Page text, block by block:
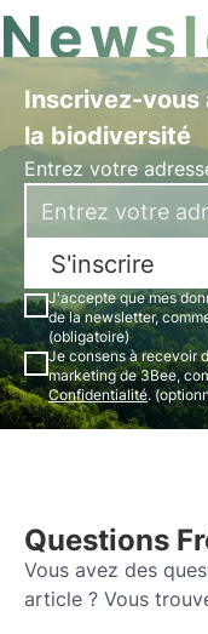
Inscrivez-vous
la biodiversité
Entrez votre
S'inscrire
J'accepte que mes
de la newsletter,
(obligatoire)
Je consens à recevoir
marketing de 3Bee,
Confidentialité.
Questions
Vous avez des
article ? Vous